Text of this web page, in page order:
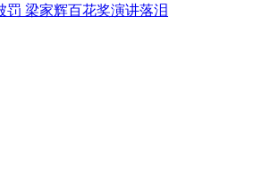
罚 梁家辉百花奖演讲落泪